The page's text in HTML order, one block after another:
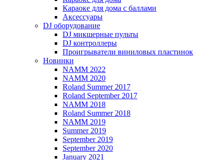
Караоке для дома с баллами
Аксессуары
DJ оборудование
DJ микшерные пульты
DJ контроллеры
Проигрыватели виниловых пластинок
Новинки
NAMM 2022
NAMM 2020
Roland Summer 2017
Roland September 2017
NAMM 2018
Roland Summer 2018
NAMM 2019
Summer 2019
September 2019
September 2020
January 2021